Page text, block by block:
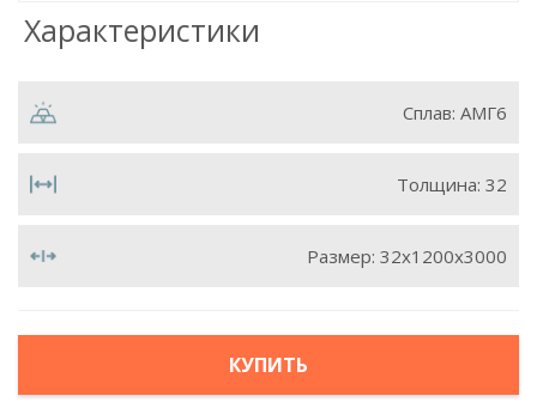
Характеристики
Сплав: АМГ6
Толщина: 32
Размер: 32х1200х3000
КУПИТЬ